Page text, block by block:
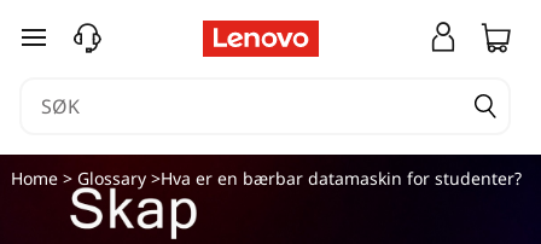
gå til hovedinnhold
Home> Glossary>Hva er en bærbar datamaskin for studenter?